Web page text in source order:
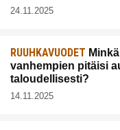
24.11.2025
RUUHKAVUODET
vanhempien pitäisi
taloudellisesti?
14.11.2025